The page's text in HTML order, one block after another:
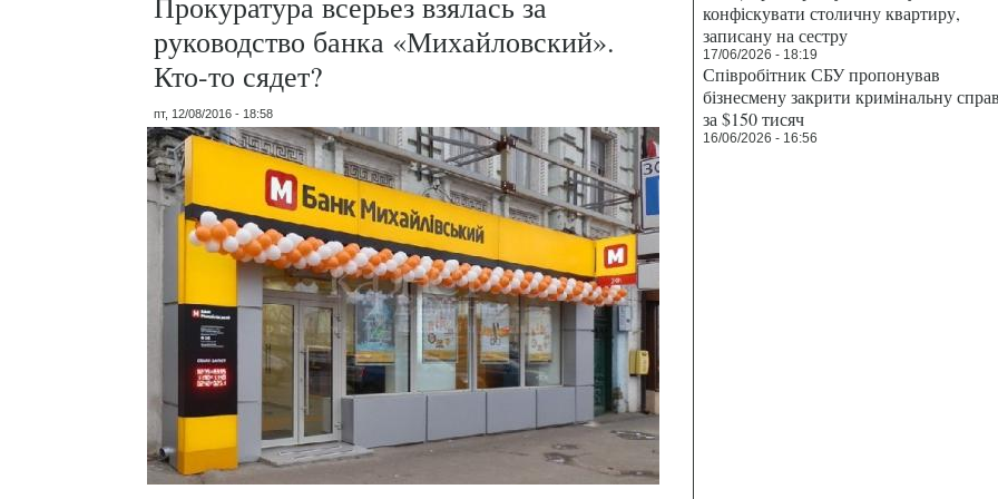
руководство банка «Михайловский».
Кто-то сядет?
пт, 12/08/2016 - 18:58
конфіскувати столичну квартиру,
записану на сестру
17/06/2026 - 18:19
Співробітник СБУ пропонував
бізнесмену закрити кримінальну
за $150 тисяч
16/06/2026 - 16:56